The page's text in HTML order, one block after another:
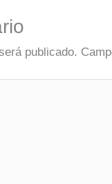
publicado.